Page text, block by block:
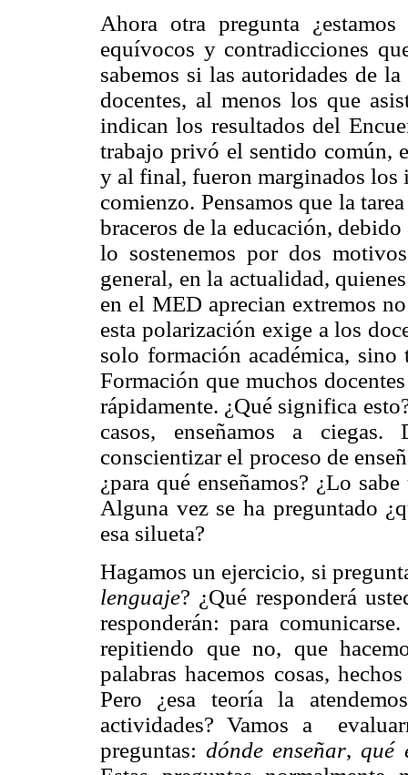
Ahora otra pregunta
equívocos y contradicciones
sabemos si las autoridades de
docentes, al menos los que
indican los resultados del
trabajo privó el sentido común,
y al final, fueron marginados los
comienzo. Pensamos que la
braceros de la educación,
lo sostenemos por dos
general, en la actualidad,
en el MED aprecian extremos
esta polarización exige a los
solo formación académica,
Formación que muchos
rápidamente. ¿Qué significa
casos, enseñamos a
conscientizar el proceso de
¿para qué enseñamos? ¿Lo
Alguna vez se ha preguntado
esa silueta?
Hagamos un ejercicio, si
lenguaje? ¿Qué responderá
responderán: para
repitiendo que no, que
palabras hacemos cosas,
Pero ¿esa teoría la
actividades? Vamos a
preguntas:dónde enseñar,qué